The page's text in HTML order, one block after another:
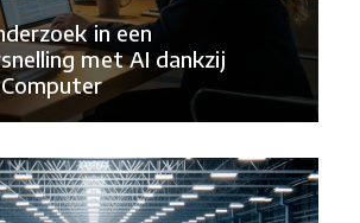
in een
met AI dankzij